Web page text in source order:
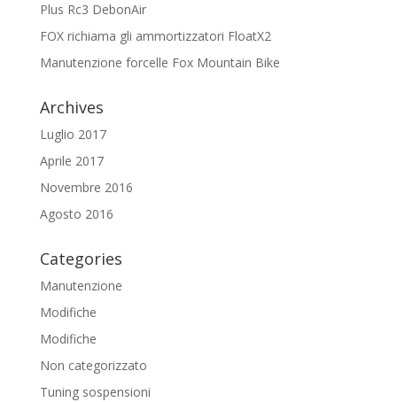
Plus Rc3 DebonAir
FOX richiama gli ammortizzatori FloatX2
Manutenzione forcelle Fox Mountain Bike
Archives
Luglio 2017
Aprile 2017
Novembre 2016
Agosto 2016
Categories
Manutenzione
Modifiche
Modifiche
Non categorizzato
Tuning sospensioni